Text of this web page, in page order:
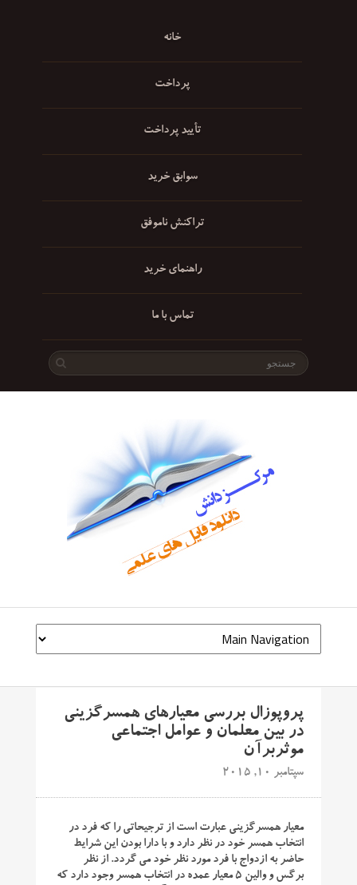
خانه
پرداخت
تأیید پرداخت
سوابق خرید
تراکنش ناموفق
راهنمای خرید
تماس با ما
پروپوزال بررسی معیارهای همسرگزینی
در بین معلمان و عوامل اجتماعی
موثربرآن
سپتامبر 10, 2015
معیار همسرگزینی عبارت است از ترجیحاتی را که فرد در
انتخاب همسر خود در نظر دارد و با دارا بودن این شرایط
حاضر به ازدواج با فرد مورد نظر خود می گردد. از نظر
برگس و والین ۵ معیار عمده در انتخاب همسر وجود دارد که